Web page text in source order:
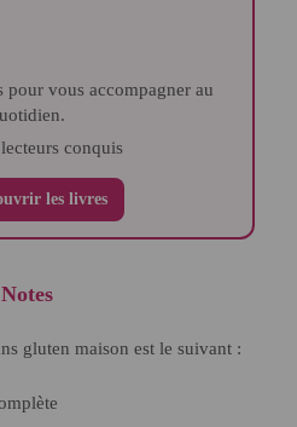
lecteurs conquis
les livres
Notes
gluten maison est le suivant :